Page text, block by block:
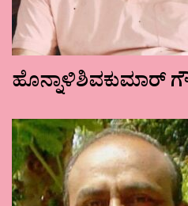
ಹೊನ್ನಾಳಿಶಿವಕುಮಾರ್